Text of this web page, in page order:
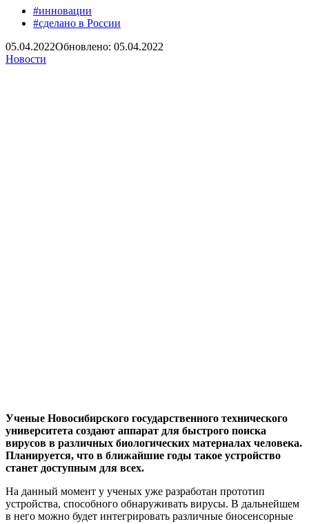
#инновации
#сделано в России
05.04.2022Обновлено: 05.04.2022
Новости
Ученые Новосибирского государственного технического
университета создают аппарат для быстрого поиска
вирусов в различных биологических материалах человека.
Планируется, что в ближайшие годы такое устройство
станет доступным для всех.
На данный момент у ученых уже разработан прототип
устройства, способного обнаруживать вирусы. В дальнейшем
в него можно будет интегрировать различные биосенсорные